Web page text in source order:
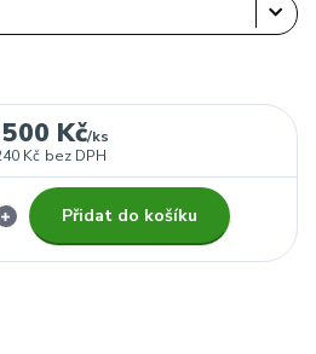
Kč/ks
Kč bez DPH
Přidat do košíku